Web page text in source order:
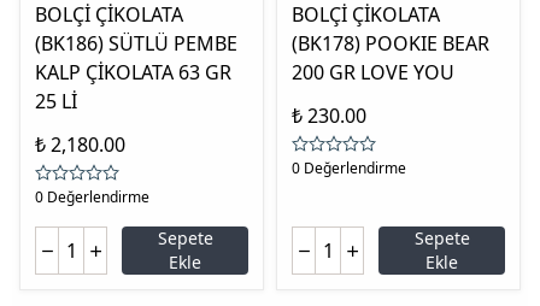
BOLÇİ ÇİKOLATA
(BK186) SÜTLÜ PEMBE
KALP ÇİKOLATA 63 GR
25 Lİ
₺ 2,180.00
0 Değerlendirme
Sepete
Ekle
BOLÇİ ÇİKOLATA
(BK178) POOKIE BEAR
200 GR LOVE YOU
₺ 230.00
0 Değerlendirme
Sepete
Ekle